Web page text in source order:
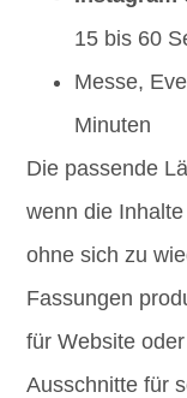
15 bis 60
Messe,
Minuten
Die passende
wenn die
ohne sich zu
Fassungen
für Website
Ausschnitte für